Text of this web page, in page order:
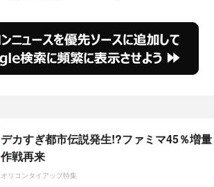
デカすぎ都市伝説発生!?ファミマ45％増量
作戦再来
オリコンタイアップ特集